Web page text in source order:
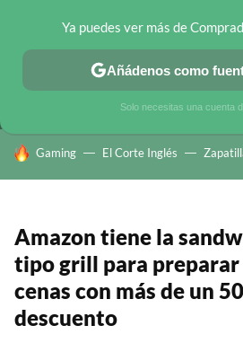
MENÚ
CHOLLOS TELEGRAM OFERTAS EN
HOY SE HABLA DE
Gaming El Corte Inglés
Amazon tiene la
tipo grill para
cenas con más de un
descuento
Ya puedes ver más de
Añádenos como
Solo necesitas una cuenta